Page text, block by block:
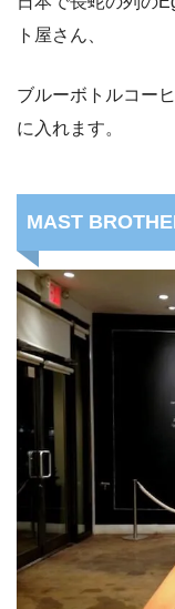
ト屋さん、
ブルーボトルコー
に入れます。
MAST